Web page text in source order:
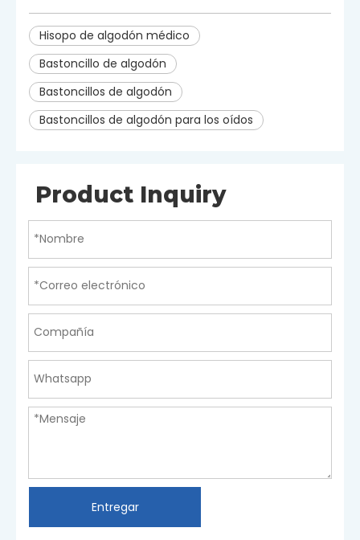
Hisopo de algodón médico
Bastoncillo de algodón
Bastoncillos de algodón
Bastoncillos de algodón para los oídos
Product Inquiry
Entregar